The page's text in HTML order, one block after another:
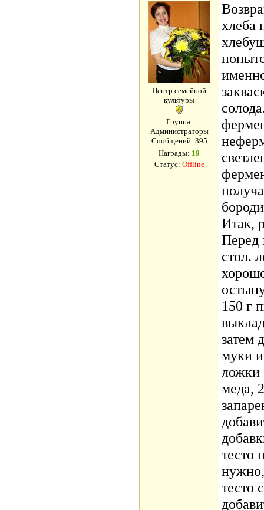
Центр семейной
культуры
Группа:
Администраторы
Сообщений: 395
Награды: 19
Статус: Offline
хлеба
Итак,
Перед
стол.
150 г
затем
муки
ложки
меда,
тесто
тесто